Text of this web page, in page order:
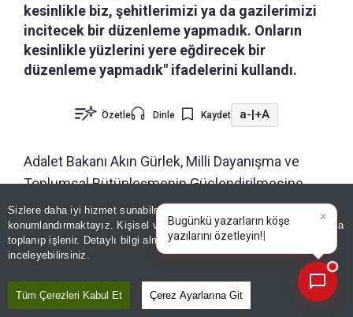
Sizlere daha iyi hizmet sunabilmek adına sitemizde
konumlandırmaktayız. Kişisel verileriniz, KVKK ve GDPR kapsamında
toplanıp işlenir. Detaylı bilgi almak içinAydınlatma Metnimizi
inceleyebilirsiniz.
Tüm Çerezleri Kabul Et Çerez Ayarlarına Git
kesinlikle biz, şehitlerimizi ya da gazilerimizi
incitecek bir düzenleme yapmadık. Onların
kesinlikle yüzlerini yere eğdirecek bir
düzenleme yapmadık" ifadelerini kullandı.
Özetle Dinle Kaydet a-|+A
Adalet Bakanı Akın Gürlek, Milli Dayanışma ve
Toplumsal Bütünleşmenin Güçlendirilmesine
Dair Kanun Teklifi'ne ilişkin "Net olarak bu
kanunda kesinlikle biz, şehitlerimizi ya da
gazilerimizi incitecek bir düzenleme yapmadık.
Onların kesinlikle yüzlerini yere eğdirecek bir
düzenleme yapmadık." dedi.
×
Bugünkü yazarların köşe
yazılarını özet|